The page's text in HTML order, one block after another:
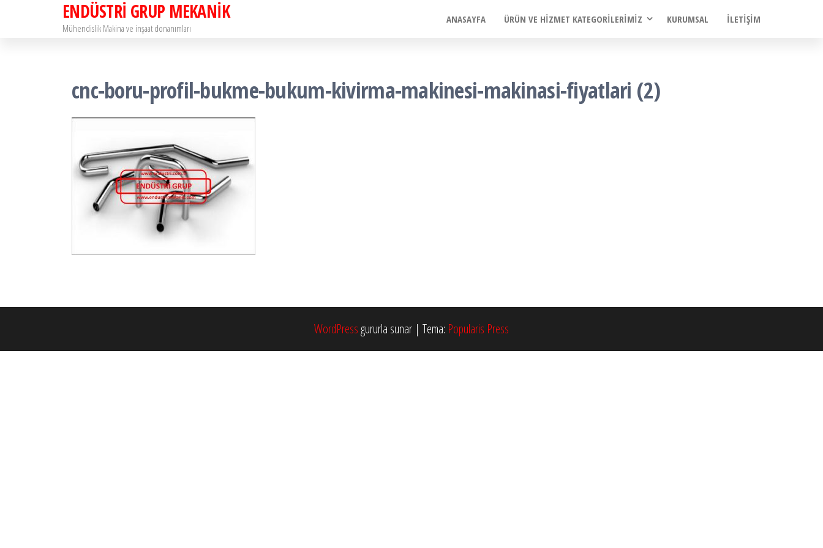
ENDÜSTRİ GRUP MEKANİK
Mühendislik Makina ve inşaat donanımları
ANASAYFA ÜRÜN VE HIZMET KATEGORILERIMIZ KURUMSAL İLETIŞIM
cnc-boru-profil-bukme-bukum-kivirma-makinesi-makinasi-fiyatlari (2)
WordPress gururla sunar | Tema: Popularis Press